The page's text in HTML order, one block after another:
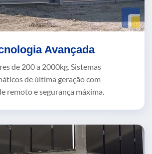
Avançada
de 200 a 2000kg. Sistemas
de última geração com
remoto e segurança máxima.